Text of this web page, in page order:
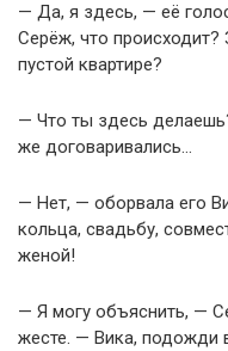
— Да, я здесь, — её
Серёж, что
пустой квартире?
— Что ты здесь
же договаривались…
— Нет, — оборвала его
кольца, свадьбу,
женой!
— Я могу объяснить, —
жесте. — Вика, подожди